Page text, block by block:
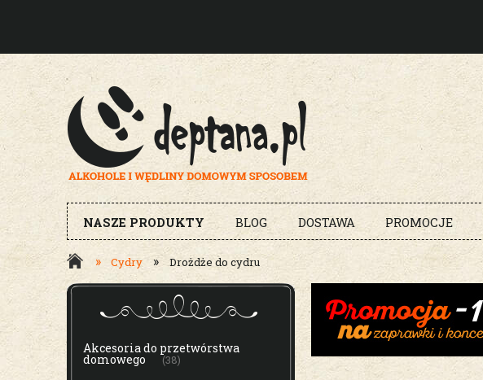
NASZE PRODUKTY BLOG DOSTAWA PROMOCJE
» Cydry » Drożdże do cydru
MENU
Akcesoria do przetwórstwa
domowego (38)